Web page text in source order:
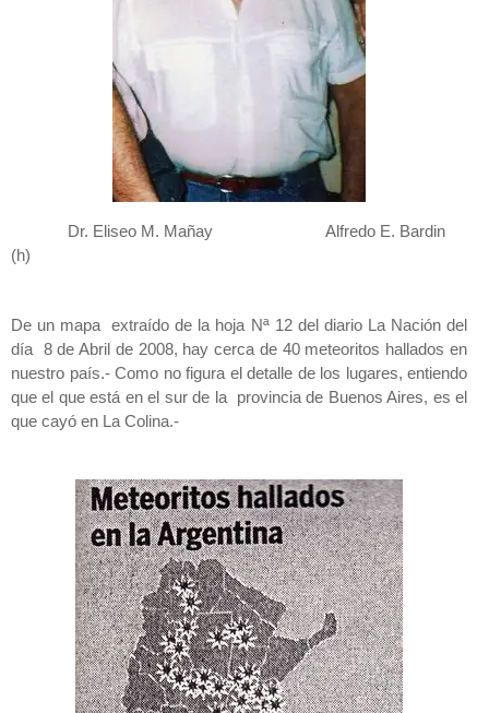
Dr. Eliseo M. Mañay Alfredo E. Bardin
(h)
De un mapa extraído de la hoja Nª 12 del diario La Nación del
día 8 de Abril de 2008, hay cerca de 40 meteoritos hallados en
nuestro país.- Como no figura el detalle de los lugares, entiendo
que el que está en el sur de la provincia de Buenos Aires, es el
que cayó en La Colina.-